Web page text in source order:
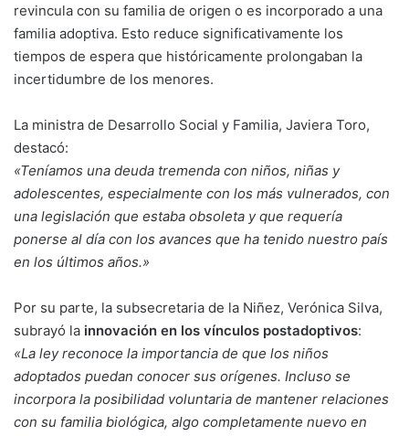
revincula con su familia de origen o es incorporado a una
familia adoptiva. Esto reduce significativamente los
tiempos de espera que históricamente prolongaban la
incertidumbre de los menores.
La ministra de Desarrollo Social y Familia, Javiera Toro,
destacó:
«Teníamos una deuda tremenda con niños, niñas y
adolescentes, especialmente con los más vulnerados, con
una legislación que estaba obsoleta y que requería
ponerse al día con los avances que ha tenido nuestro país
en los últimos años.»
Por su parte, la subsecretaria de la Niñez, Verónica Silva,
subrayó la innovación en los vínculos postadoptivos:
«La ley reconoce la importancia de que los niños
adoptados puedan conocer sus orígenes. Incluso se
incorpora la posibilidad voluntaria de mantener relaciones
con su familia biológica, algo completamente nuevo en